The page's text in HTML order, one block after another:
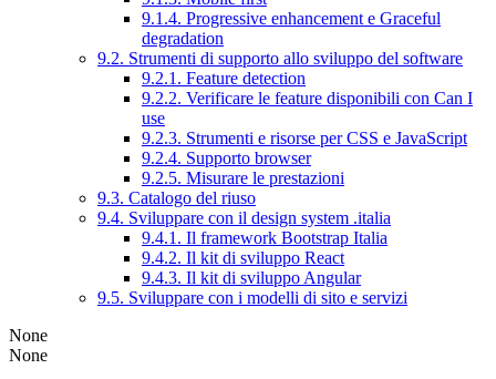
9.1.4. Progressive enhancement e Graceful
degradation
9.2. Strumenti di supporto allo sviluppo del software
9.2.1. Feature detection
9.2.2. Verificare le feature disponibili con Can I
use
9.2.3. Strumenti e risorse per CSS e JavaScript
9.2.4. Supporto browser
9.2.5. Misurare le prestazioni
9.3. Catalogo del riuso
9.4. Sviluppare con il design system .italia
9.4.1. Il framework Bootstrap Italia
9.4.2. Il kit di sviluppo React
9.4.3. Il kit di sviluppo Angular
9.5. Sviluppare con i modelli di sito e servizi
None
None